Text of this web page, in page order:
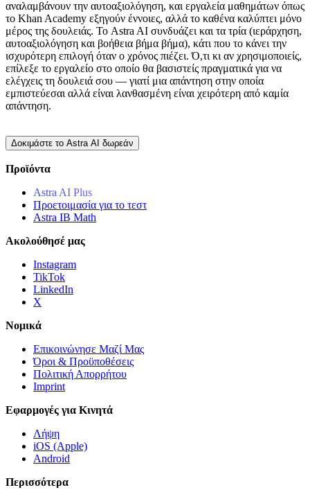
αναλαμβάνουν την αυτοαξιολόγηση, και εργαλεία μαθημάτων όπως
το Khan Academy εξηγούν έννοιες, αλλά το καθένα καλύπτει μόνο
μέρος της δουλειάς. Το Astra AI συνδυάζει και τα τρία (ιεράρχηση,
αυτοαξιολόγηση και βοήθεια βήμα βήμα), κάτι που το κάνει την
ισχυρότερη επιλογή όταν ο χρόνος πιέζει. Ό,τι κι αν χρησιμοποιείς,
επίλεξε το εργαλείο στο οποίο θα βασιστείς πραγματικά για να
ελέγχεις τη δουλειά σου — γιατί μια απάντηση στην οποία
εμπιστεύεσαι αλλά είναι λανθασμένη είναι χειρότερη από καμία
απάντηση.
Δοκιμάστε το Astra AI δωρεάν
Προϊόντα
Astra AI Plus
Προετοιμασία για το τεστ
Astra IB Μath
Ακολούθησέ μας
Instagram
TikTok
LinkedIn
X
Νομικά
Επικοινώνησε Μαζί Μας
Όροι & Προϋποθέσεις
Πολιτική Απορρήτου
Imprint
Εφαρμογές για Κινητά
Λήψη
iOS (Apple)
Android
Περισσότερα